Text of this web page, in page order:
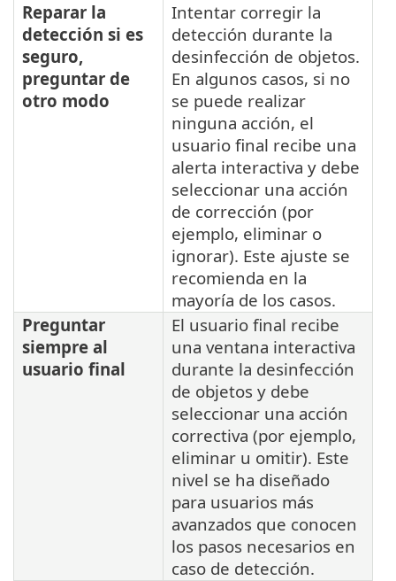
Reparar la
detección si es
seguro,
preguntar de
otro modo
Intentar corregir la
detección durante la
desinfección de objetos.
En algunos casos, si no
se puede realizar
ninguna acción, el
usuario final recibe una
alerta interactiva y debe
seleccionar una acción
de corrección (por
ejemplo, eliminar o
ignorar). Este ajuste se
recomienda en la
mayoría de los casos.
Preguntar
siempre al
usuario final
El usuario final recibe
una ventana interactiva
durante la desinfección
de objetos y debe
seleccionar una acción
correctiva (por ejemplo,
eliminar u omitir). Este
nivel se ha diseñado
para usuarios más
avanzados que conocen
los pasos necesarios en
caso de detección.